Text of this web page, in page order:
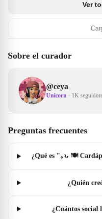
Ver
Sobre el curador
@ceya
Unicorn · 1K
Preguntas frecuentes
¿Qué es "｡ԅ 🍽️
¿Quién
¿Cuántos social